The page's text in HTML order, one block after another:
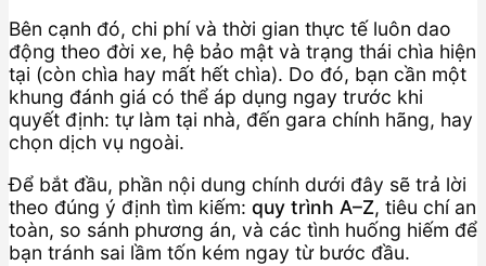
Bên cạnh đó, chi phí và thời gian thực tế luôn dao
động theo đời xe, hệ bảo mật và trạng thái chìa hiện
tại (còn chìa hay mất hết chìa). Do đó, bạn cần một
khung đánh giá có thể áp dụng ngay trước khi
quyết định: tự làm tại nhà, đến gara chính hãng, hay
chọn dịch vụ ngoài.
Để bắt đầu, phần nội dung chính dưới đây sẽ trả lời
theo đúng ý định tìm kiếm: quy trình A–Z, tiêu chí an
toàn, so sánh phương án, và các tình huống hiếm để
bạn tránh sai lầm tốn kém ngay từ bước đầu.